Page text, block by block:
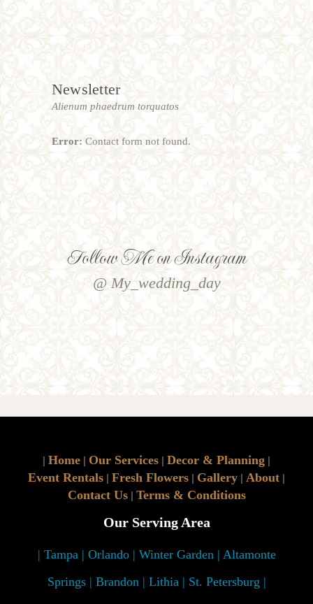
Newsletter
Alienum phaedrum torquatos
Error: Contact form not found.
Follow Me on Instagram
@ My_wedding_day
| Home | Our Services | Decor & Planning |
Event Rentals | Fresh Flowers | Gallery | About |
Contact Us| Terms & Conditions
Our Serving Area
| Tampa | Orlando | Winter Garden | Altamonte
Springs | Brandon | Lithia | St. Petersburg |